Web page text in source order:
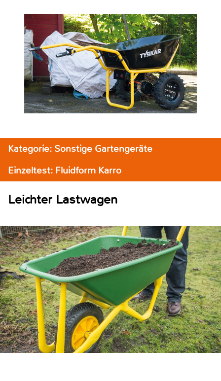
Kategorie: Sonstige Gartengeräte
Einzeltest: Fluidform Karro
Leichter Lastwagen